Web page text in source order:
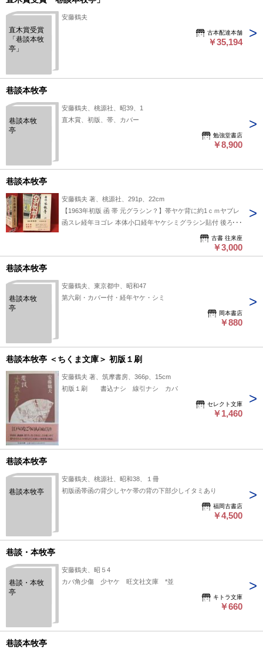
直木賞受賞
「巷談本牧
亭」
安藤鶴夫
古本配達本舗
￥35,194
巷談本牧亭
巷談本牧
亭
安藤鶴夫、桃源社、昭39、1
直木賞、初版、帯、カバー
勉強堂書店
￥8,900
巷談本牧亭
安藤鶴夫 著、桃源社、291p、22cm
【1963年初版 函 帯 元グラシン？】帯ヤケ背に約1ｃｍヤブレ
函スレ経年ヨゴレ 本体小口経年ヤケシミグラシン貼付 後ろ見
返しに前古書店ラベル残 保存状態：並（経年の跡はあるが古
古書 往来座
￥3,000
巷談本牧亭
巷談本牧
亭
安藤鶴夫、東京都中、昭和47
第六刷・カバー付・経年ヤケ・シミ
岡本書店
￥880
巷談本牧亭 ＜ちくま文庫＞ 初版１刷
安藤鶴夫 著、筑摩書房、366p、15cm
初版１刷 書込ナシ 線引ナシ カバ
セレクト文庫
￥1,460
巷談本牧亭
巷談本牧亭
安藤鶴夫、桃源社、昭和38、１冊
初版函帯函の背少しヤケ帯の背の下部少しイタミあり
福岡古書店
￥4,500
巷談・本牧亭
巷談・本牧
亭
安藤鶴夫、昭５4
カバ角少傷 少ヤケ 旺文社文庫 *並
キトラ文庫
￥660
巷談本牧亭